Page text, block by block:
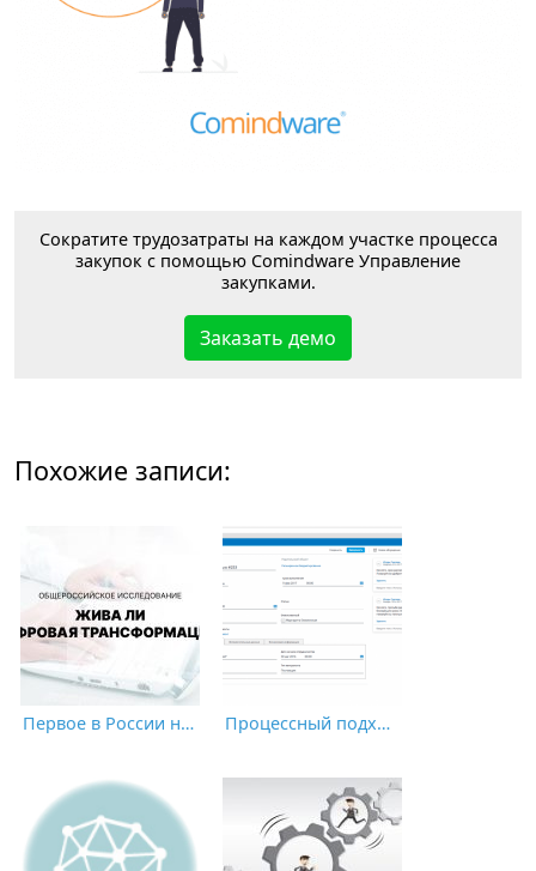
Сократите трудозатраты на каждом участке процесса
закупок с помощью Comindware Управление
закупками.
Заказать демо
Похожие записи:
Первое в России независимое исследование эффективности цифровой трансформации Процессный подход к бюджетированию